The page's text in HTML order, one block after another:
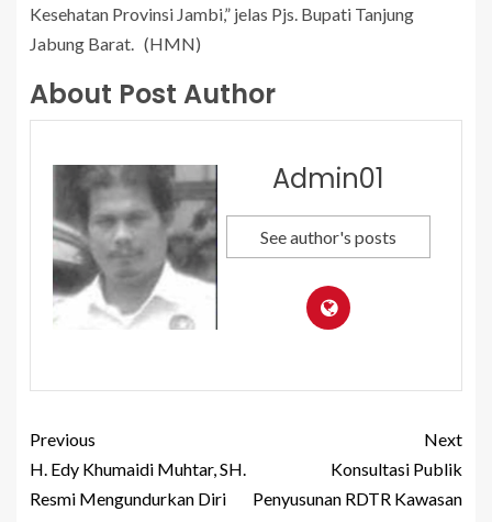
Kesehatan Provinsi Jambi,” jelas Pjs. Bupati Tanjung
Jabung Barat. (HMN)
About Post Author
Admin01
See author's posts
Previous
H. Edy Khumaidi Muhtar, SH.
Resmi Mengundurkan Diri
Next
Konsultasi Publik
Penyusunan RDTR Kawasan